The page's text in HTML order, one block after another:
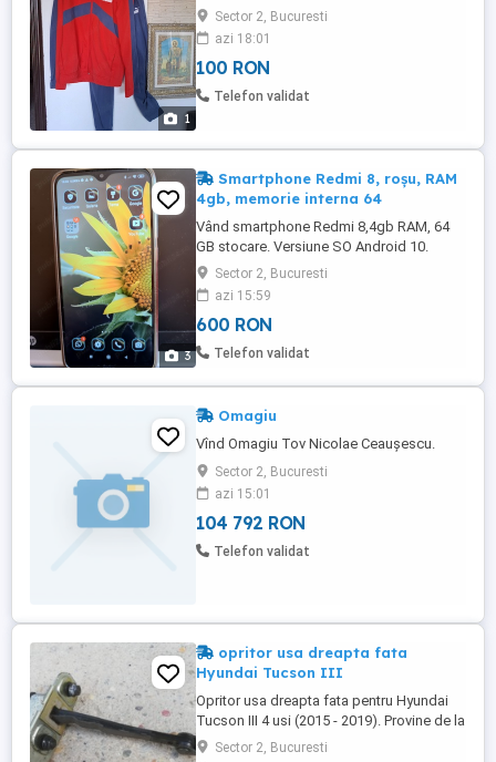
1
rosu cu bleomarin
Sector 2, Bucuresti
azi 18:01
100 RON
Telefon validat
3
Smartphone Redmi 8, roșu, RAM
4gb, memorie interna 64
Vând smartphone Redmi 8,4gb RAM, 64
GB stocare. Versiune SO Android 10.
Fabricat in 2021. CPU octa-core. Are
bateria excepțională a smartphonurilor
acestui producător 5000 mA. Fără a fi
folosit stă încărcat și o săptămână.
Cameră 50 mp, frontală 16 mp. Folie de
silicon. Cablu ...
Sector 2, Bucuresti
azi 15:59
600 RON
Telefon validat
Omagiu
Vînd Omagiu Tov Nicolae Ceaușescu.
Sector 2, Bucuresti
azi 15:01
104 792 RON
Telefon validat
opritor usa dreapta fata
Hyundai Tucson III
Opritor usa dreapta fata pentru Hyundai
Tucson III 4 usi (2015 - 2019). Provine de la
un Tucson din 2016. Stare foarte buna.
Sector 2, Bucuresti